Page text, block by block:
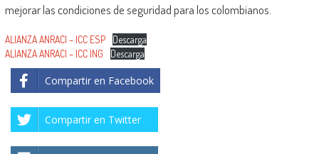
mejorar las condiciones de seguridad para los colombianos.
ALIANZA ANRACI – ICC ESP
Descarga
ALIANZA ANRACI – ICC ING
Descarga
Compartir en Facebook
Compartir en Twitter